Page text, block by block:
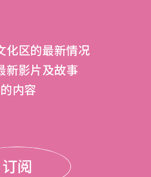
化区的最新情况
新影片及故事
内容
订阅